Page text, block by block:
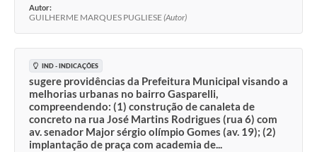
Autor:
GUILHERME MARQUES PUGLIESE(Autor)
IND - INDICAÇÕES
sugere providências da Prefeitura Municipal visando a
melhorias urbanas no bairro Gasparelli,
compreendendo: (1) construção de canaleta de
concreto na rua José Martins Rodrigues (rua 6) com
av. senador Major sérgio olímpio Gomes (av. 19); (2)
implantação de praça com academia de...